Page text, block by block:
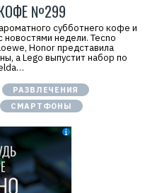
№299
субботнего кофе и
новостями недели. Tecno
Honor представила
а Lego выпустит набор по
РАЗВЛЕЧЕНИЯ
СМАРТФОНЫ